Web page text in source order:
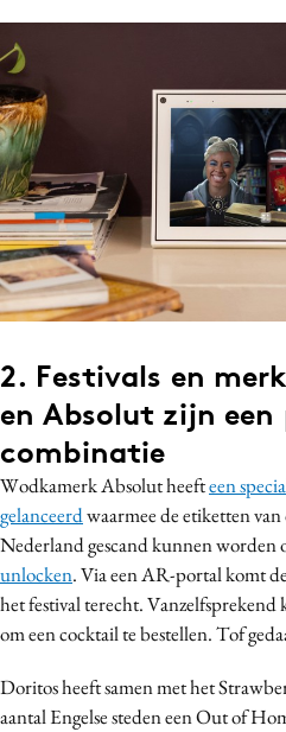
2. Festivals en
en Absolut zijn een
combinatie
Wodkamerk Absolut heefteen
gelanceerdwaarmee de etiketten van
Nederland gescand kunnen worden
unlocken. Via een AR-portal komt
het festival terecht. Vanzelfsprekend
om een cocktail te bestellen. Tof
Doritos heeft samen met het
aantal Engelse steden een Out of